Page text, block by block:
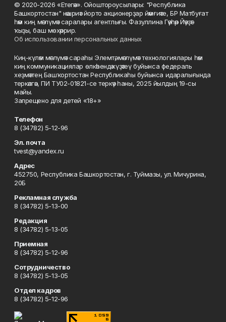
© 2020-2026 «Етегән». Ойоштороусылары: "Республика
Башкортостан" нәшриәт йорто акционерҙар йәмғиәте, БР Матбуғат
һәм киң мәғлүмәт саралары агентлығы. Фазуллина Гәүһәр Йәүҙәт
ҡыҙы, баш мөхәррир.
Об использовании персональных данных
Киң-күләм мәғлүмәт сараһы Элемтә, мәғлүмәт технологиялары һәм
киң коммуникациялар өлкәһендә күҙәтеү буйынса федераль
хеҙмәттең Башҡортостан Республикаһы буйынса идаралығында
теркәлгән, ПИ ТУ02-01821-се теркәү һаны, 2025 йылдың 19-сы
майы.
Запрещено для детей «18+»
Телефон
8 (34782) 5-12-96
Эл. почта
tvest@yandex.ru
Адрес
452750, Республика Башкортостан, г. Туймазы, ул. Мичурина,
20Б
Рекламная служба
8 (34782) 5-13-00
Редакция
8 (34782) 5-13-05
Приемная
8 (34782) 5-12-96
Сотрудничество
8 (34782) 5-13-05
Отдел кадров
8 (34782) 5-12-96